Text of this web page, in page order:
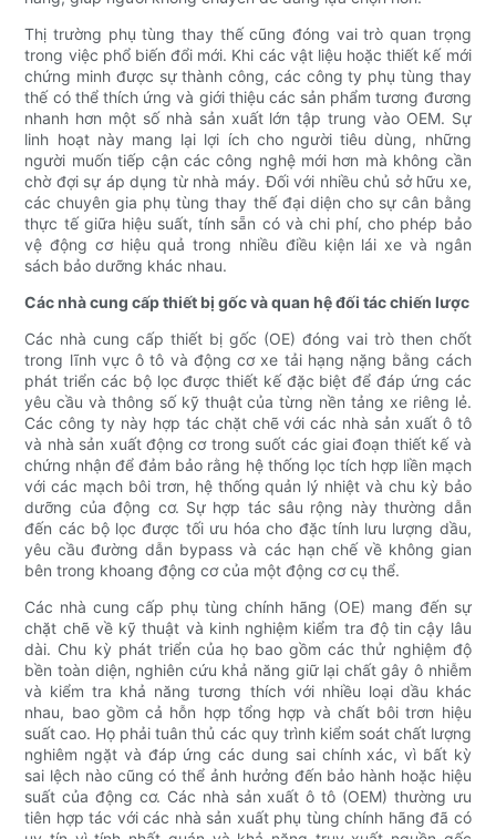
Thị trường phụ tùng thay thế cũng đóng vai trò quan trọng
trong việc phổ biến đổi mới. Khi các vật liệu hoặc thiết kế mới
chứng minh được sự thành công, các công ty phụ tùng thay
thế có thể thích ứng và giới thiệu các sản phẩm tương đương
nhanh hơn một số nhà sản xuất lớn tập trung vào OEM. Sự
linh hoạt này mang lại lợi ích cho người tiêu dùng, những
người muốn tiếp cận các công nghệ mới hơn mà không cần
chờ đợi sự áp dụng từ nhà máy. Đối với nhiều chủ sở hữu xe,
các chuyên gia phụ tùng thay thế đại diện cho sự cân bằng
thực tế giữa hiệu suất, tính sẵn có và chi phí, cho phép bảo
vệ động cơ hiệu quả trong nhiều điều kiện lái xe và ngân
sách bảo dưỡng khác nhau.
Các nhà cung cấp thiết bị gốc và quan hệ đối tác chiến lược
Các nhà cung cấp thiết bị gốc (OE) đóng vai trò then chốt
trong lĩnh vực ô tô và động cơ xe tải hạng nặng bằng cách
phát triển các bộ lọc được thiết kế đặc biệt để đáp ứng các
yêu cầu và thông số kỹ thuật của từng nền tảng xe riêng lẻ.
Các công ty này hợp tác chặt chẽ với các nhà sản xuất ô tô
và nhà sản xuất động cơ trong suốt các giai đoạn thiết kế và
chứng nhận để đảm bảo rằng hệ thống lọc tích hợp liền mạch
với các mạch bôi trơn, hệ thống quản lý nhiệt và chu kỳ bảo
dưỡng của động cơ. Sự hợp tác sâu rộng này thường dẫn
đến các bộ lọc được tối ưu hóa cho đặc tính lưu lượng dầu,
yêu cầu đường dẫn bypass và các hạn chế về không gian
bên trong khoang động cơ của một động cơ cụ thể.
Các nhà cung cấp phụ tùng chính hãng (OE) mang đến sự
chặt chẽ về kỹ thuật và kinh nghiệm kiểm tra độ tin cậy lâu
dài. Chu kỳ phát triển của họ bao gồm các thử nghiệm độ
bền toàn diện, nghiên cứu khả năng giữ lại chất gây ô nhiễm
và kiểm tra khả năng tương thích với nhiều loại dầu khác
nhau, bao gồm cả hỗn hợp tổng hợp và chất bôi trơn hiệu
suất cao. Họ phải tuân thủ các quy trình kiểm soát chất lượng
nghiêm ngặt và đáp ứng các dung sai chính xác, vì bất kỳ
sai lệch nào cũng có thể ảnh hưởng đến bảo hành hoặc hiệu
suất của động cơ. Các nhà sản xuất ô tô (OEM) thường ưu
tiên hợp tác với các nhà sản xuất phụ tùng chính hãng đã có